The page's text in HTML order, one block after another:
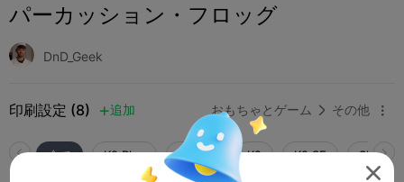
パーカッション・フロッグ
DnD_Geek
印刷設定 (8) 追加 おもちゃとゲーム  その他 
全て K2 Plus K2 Pro K2 K2 SE
